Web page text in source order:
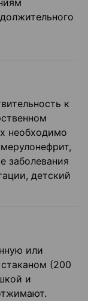
к
необходимо
заболевания
детский
или
(200
и